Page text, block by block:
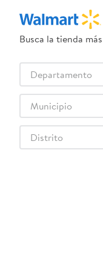
Selecciona tu
Atras
Busca la tienda
Departamento
Municipio
Distrito